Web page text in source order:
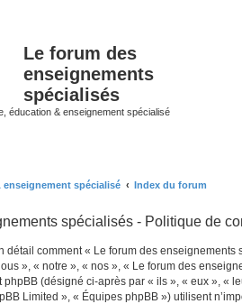
Le forum des
enseignements
spécialisés
éducation & enseignement spécialisé
spécialisé Index du forum
spécialisés - Politique de
détail comment « Le forum des enseignements
», « notre », « nos », « Le forum des
phpBB (désigné ci-après par « ils », « eux », «
Limited », « Équipes phpBB ») utilisent